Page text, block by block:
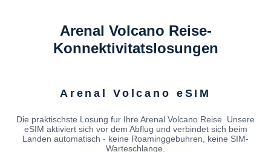
Arenal Volcano Reise-
Konnektivitatslosungen
Arenal Volcano eSIM
Die praktischste Losung fur Ihre Arenal Volcano Reise. Unsere
eSIM aktiviert sich vor dem Abflug und verbindet sich beim
Landen automatisch - keine Roaminggebuhren, keine SIM-
Warteschlange.